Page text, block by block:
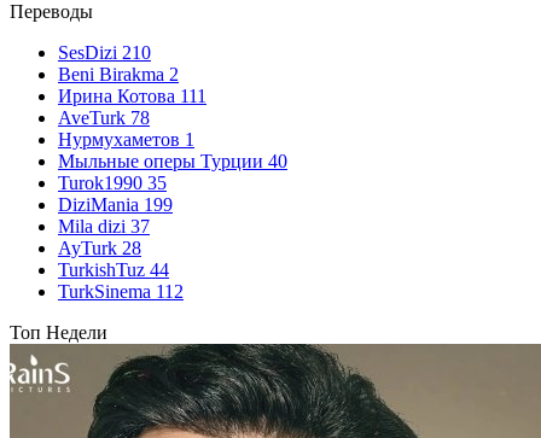
Переводы
SesDizi 210
Beni Birakma 2
Ирина Котова 111
AveTurk 78
Нурмухаметов 1
Мыльные оперы Турции 40
Turok1990 35
DiziMania 199
Mila dizi 37
AyTurk 28
TurkishTuz 44
TurkSinema 112
Топ Недели